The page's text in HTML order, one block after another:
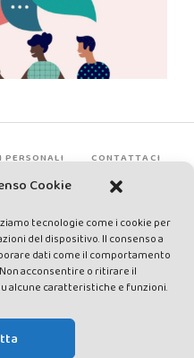
Cookie
tecnologie come i cookie per
del dispositivo. Il consenso a
dati come il comportamento
acconsentire o ritirare il
alcune caratteristiche e funzioni.
PERSONALI CONTATTACI
il Tribunale di Siena con
Responsabile: Chiara